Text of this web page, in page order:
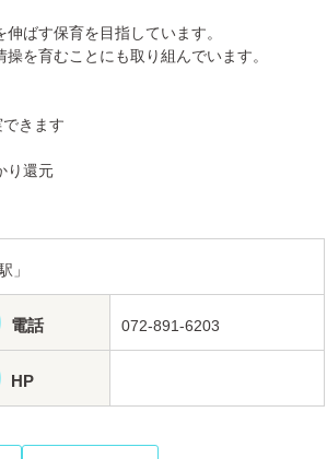
ばす保育を目指しています。
を育むことにも取り組んでいます。
きます
り還元
」
電話 072-891-6203
HP